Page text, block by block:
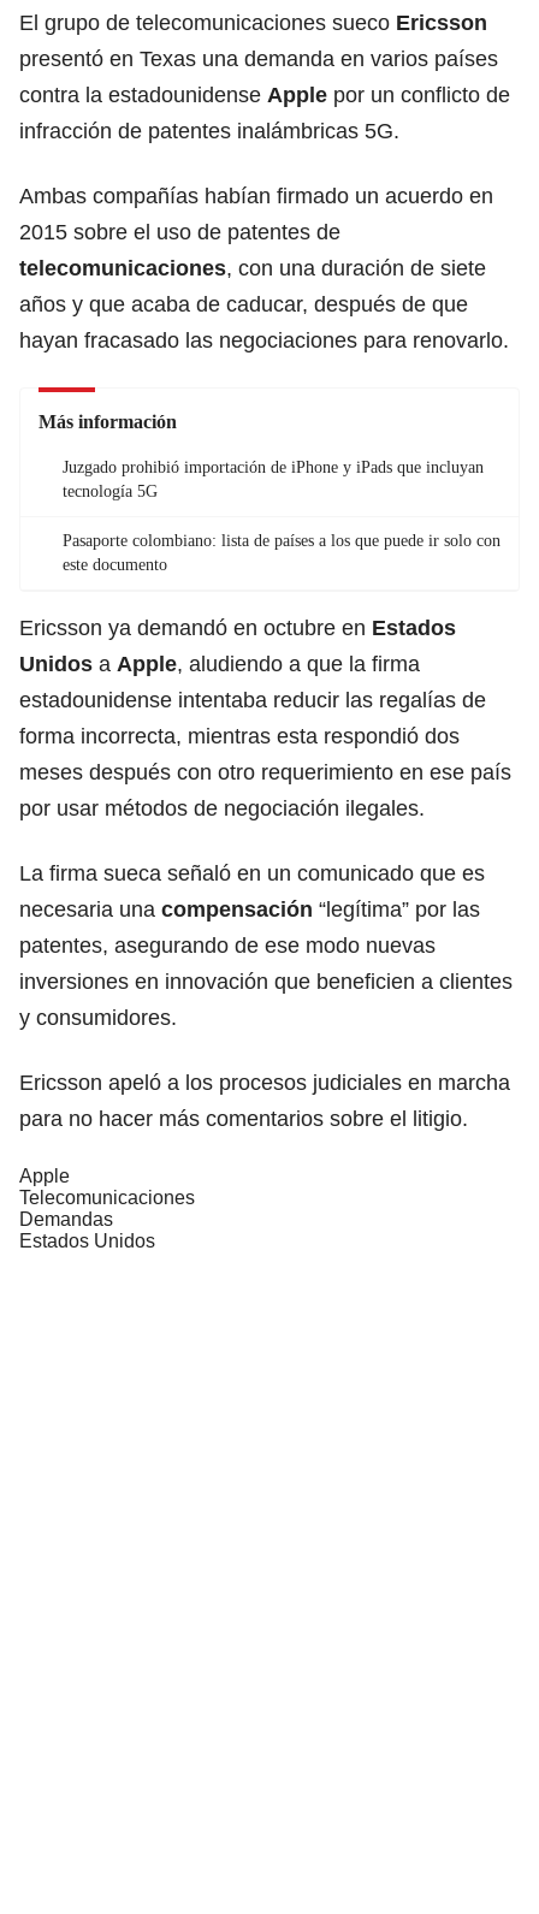
El grupo de telecomunicaciones sueco Ericsson
presentó en Texas una demanda en varios países
contra la estadounidense Apple por un conflicto de
infracción de patentes inalámbricas 5G.
Ambas compañías habían firmado un acuerdo en
2015 sobre el uso de patentes de
telecomunicaciones, con una duración de siete
años y que acaba de caducar, después de que
hayan fracasado las negociaciones para renovarlo.
Más información
Juzgado prohibió importación de iPhone y iPads que incluyan
tecnología 5G
Pasaporte colombiano: lista de países a los que puede ir solo con
este documento
Ericsson ya demandó en octubre en Estados
Unidos a Apple, aludiendo a que la firma
estadounidense intentaba reducir las regalías de
forma incorrecta, mientras esta respondió dos
meses después con otro requerimiento en ese país
por usar métodos de negociación ilegales.
La firma sueca señaló en un comunicado que es
necesaria una compensación “legítima” por las
patentes, asegurando de ese modo nuevas
inversiones en innovación que beneficien a clientes
y consumidores.
Ericsson apeló a los procesos judiciales en marcha
para no hacer más comentarios sobre el litigio.
Apple
Telecomunicaciones
Demandas
Estados Unidos